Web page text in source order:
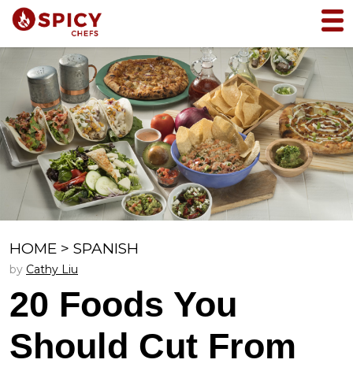
HOME > SPANISH
by Cathy Liu
20 Foods You
Should Cut From